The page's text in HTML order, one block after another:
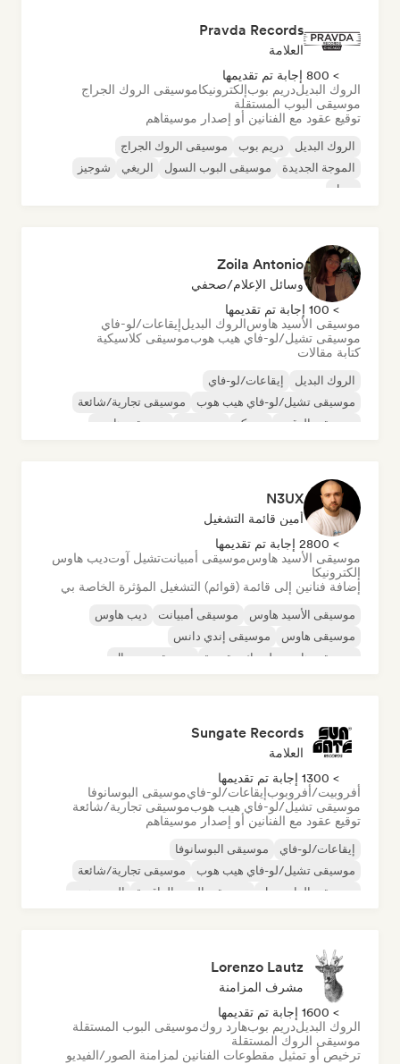
Pravda Records
العلامة
> 800 إجابة تم تقديمها
الروك البديلدريم بوبإلكترونيكاموسيقى الروك الجراج
موسيقى البوب المستقلة
توقيع عقود مع الفنانين أو إصدار موسيقاهم
الروك البديل دريم بوب
موسيقى الروك الجراج
الموجة الجديدة
موسيقى البوب السول الريغي
شوجيز
سول
Zoila Antonio
وسائل الإعلام/صحفي
> 100 إجابة تم تقديمها
موسيقى الأسيد هاوسالروك البديلإيقاعات/لو-فاي
موسيقى تشيل/لو-فاي هيب هوبموسيقى كلاسيكية
كتابة مقالات
الروك البديل
إيقاعات/لو-فاي
موسيقى تشيل/لو-فاي هيب هوب
موسيقى تجارية/شائعة
موسيقى الرقص
ديسكو موسيقى هاوس
N3UX
أمين قائمة التشغيل
> 2800 إجابة تم تقديمها
موسيقى الأسيد هاوسموسيقى أمبيانتتشيل آوتديب هاوس
إلكترونيكا
إضافة فنانين إلى قائمة (قوائم) التشغيل المؤثرة الخاصة بي
موسيقى الأسيد هاوس موسيقى أمبيانت
ديب هاوس
موسيقى هاوس
موسيقى إندي دانس
موسيقى هاوس ملوديك وتقدمية
موسيقى مينيمال
Sungate Records
العلامة
> 1300 إجابة تم تقديمها
أفروبيت/أفروبوبإيقاعات/لو-فايموسيقى البوسانوفا
موسيقى تشيل/لو-فاي هيب هوبموسيقى تجارية/شائعة
توقيع عقود مع الفنانين أو إصدار موسيقاهم
إيقاعات/لو-فاي
موسيقى البوسانوفا
موسيقى تشيل/لو-فاي هيب هوب
موسيقى تجارية/شائعة
موسيقى الدانسهول
موسيقى البوب الراقصة
الهيب هوب
Lorenzo Lautz
مشرف المزامنة
> 1600 إجابة تم تقديمها
الروك البديلدريم بوبهارد روكموسيقى البوب المستقلة
موسيقى الروك المستقلة
ترخيص أو تمثيل مقطوعات الفنانين لمزامنة الصور/الفيديو